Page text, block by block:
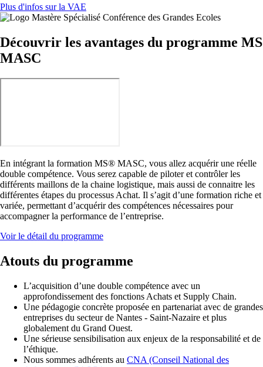
Plus d'infos sur la VAE
Découvrir les avantages du programme MS
MASC
En intégrant la formation MS® MASC, vous allez acquérir une réelle
double compétence. Vous serez capable de piloter et contrôler les
différents maillons de la chaine logistique, mais aussi de connaitre les
différentes étapes du processus Achat. Il s’agit d’une formation riche et
variée, permettant d’acquérir des compétences nécessaires pour
accompagner la performance de l’entreprise.
Voir le détail du programme
Atouts du programme
L’acquisition d’une double compétence avec un
approfondissement des fonctions Achats et Supply Chain.
Une pédagogie concrète proposée en partenariat avec de grandes
entreprises du secteur de Nantes - Saint-Nazaire et plus
globalement du Grand Ouest.
Une sérieuse sensibilisation aux enjeux de la responsabilité et de
l’éthique.
Nous sommes adhérents au CNA (Conseil National des